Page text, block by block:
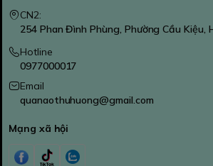
CN2:
254 Phan Đình Phùng, Phường Cầu Kiệu,
Hotline
0977000017
Email
quanaothuhuong@gmail.com
Mạng xã hội